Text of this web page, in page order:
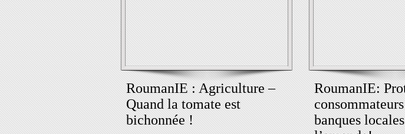
RoumanIE : Agriculture –
Quand la tomate est
bichonnée !
RoumanIE:
banques